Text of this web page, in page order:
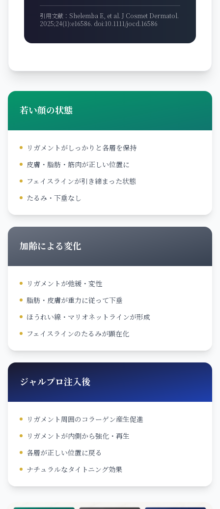
引用文献：Shelemba E, et al. J Cosmet Dermatol.
2025;24(1):e16586. doi:10.1111/jocd.16586
若い顔の状態
リガメントがしっかりと各層を保持
皮膚・脂肪・筋肉が正しい位置に
フェイスラインが引き締まった状態
たるみ・下垂なし
加齢による変化
リガメントが弛緩・変性
脂肪・皮膚が重力に従って下垂
ほうれい線・マリオネットラインが形成
フェイスラインのたるみが顕在化
ジャルプロ注入後
リガメント周囲のコラーゲン産生促進
リガメントが内側から強化・再生
各層が正しい位置に戻る
ナチュラルなタイトニング効果